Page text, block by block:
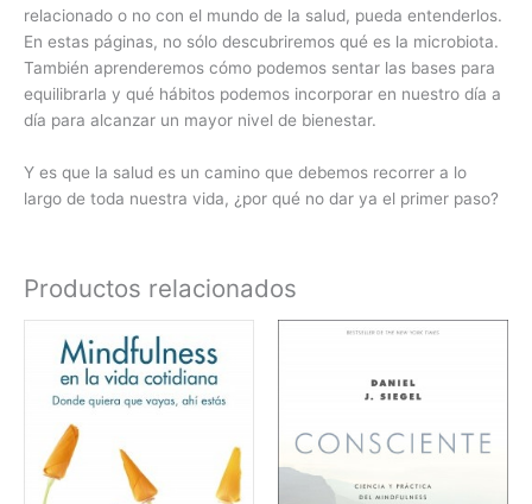
relacionado o no con el mundo de la salud, pueda entenderlos.
En estas páginas, no sólo descubriremos qué es la microbiota.
También aprenderemos cómo podemos sentar las bases para
equilibrarla y qué hábitos podemos incorporar en nuestro día a
día para alcanzar un mayor nivel de bienestar.
Y es que la salud es un camino que debemos recorrer a lo
largo de toda nuestra vida, ¿por qué no dar ya el primer paso?
Productos relacionados